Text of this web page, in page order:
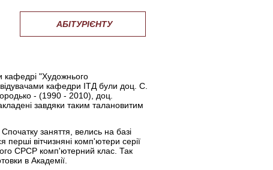
АБІТУРІЄНТУ
кафедрі "Художнього
кафедри ІТД були доц. С.
- (1990 - 2010), доц.
завдяки таким талановитим
заняття, велись на базі
перші вітчизняні комп'ютери серії
СРСР комп'ютерний клас. Так
в Академії.